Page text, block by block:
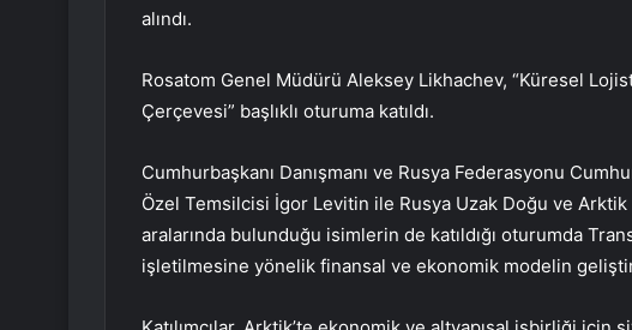
alındı.
Rosatom Genel Müdürü Aleksey Likhachev, “Küresel
Çerçevesi” başlıklı oturuma katıldı.
Cumhurbaşkanı Danışmanı ve Rusya Federasyonu
Özel Temsilcisi İgor Levitin ile Rusya Uzak Doğu ve Arktik
aralarında bulunduğu isimlerin de katıldığı oturumda
işletilmesine yönelik finansal ve ekonomik modelin